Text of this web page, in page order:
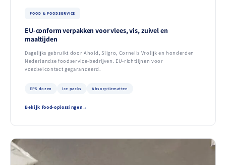
FOOD & FOODSERVICE
EU-conform verpakken voor vlees, vis, zuivel en
maaltijden
Dagelijks gebruikt door Ahold, Sligro, Cornelis Vrolijk en honderden
Nederlandse foodservice-bedrijven. EU-richtlijnen voor
voedselcontact gegarandeerd.
EPS dozen Ice packs Absorptiematten
Bekijk food-oplossingen